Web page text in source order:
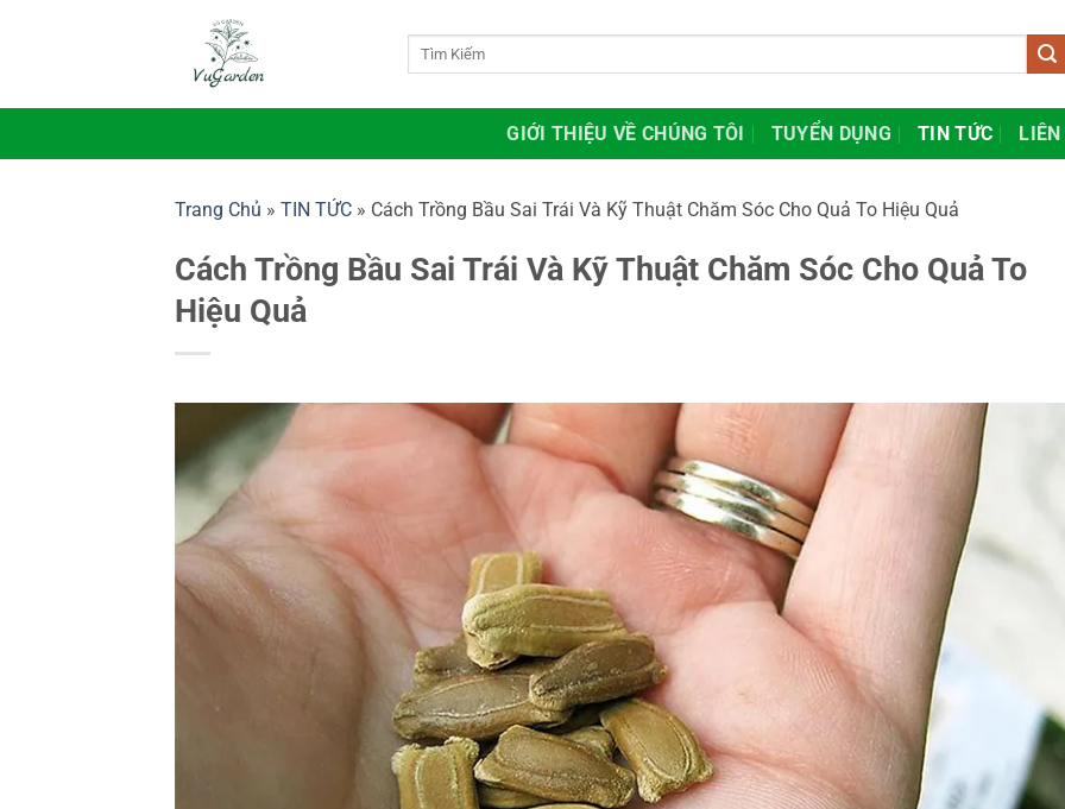
dung
GIỚI THIỆU VỀ CHÚNG TÔI TUYỂN DỤNG TIN TỨC LIÊN
Trang Chủ » TIN TỨC » Cách Trồng Bầu Sai Trái Và Kỹ Thuật Chăm Sóc Cho Quả To Hiệu Quả
Cách Trồng Bầu Sai Trái Và Kỹ Thuật Chăm Sóc Cho Quả To
Hiệu Quả